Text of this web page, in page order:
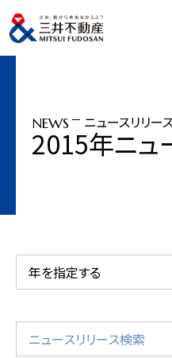
トップページ ニュースリリース
『あそんで学ぼう！eco工作ひろば』
年9月21日）
NEWS ニュースリリー
2015年ニュ
年を指定する